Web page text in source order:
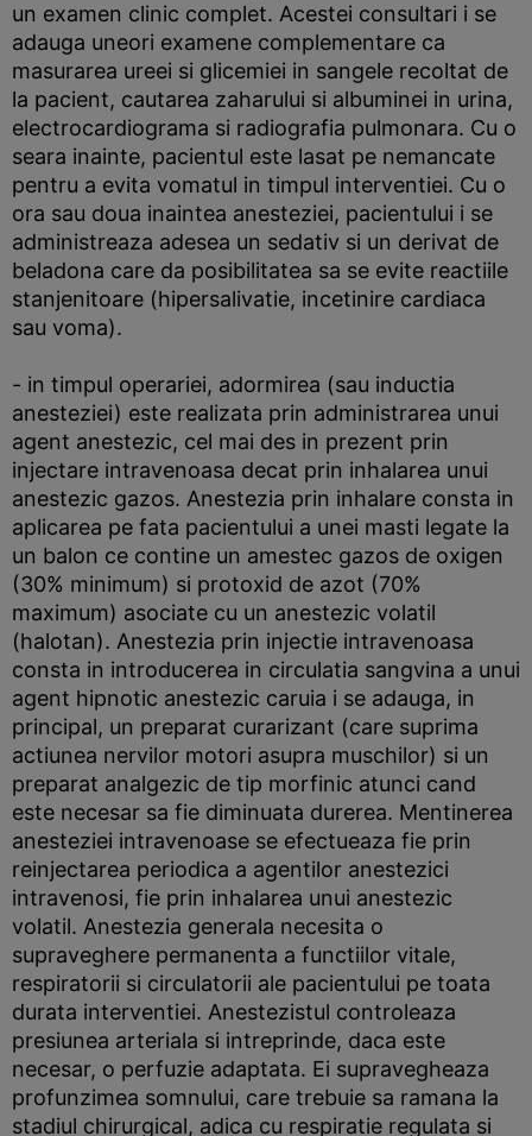
un examen clinic complet. Acestei consultari i se
adauga uneori examene complementare ca
masurarea ureei si glicemiei in sangele recoltat de
la pacient, cautarea zaharului si albuminei in urina,
electrocardiograma si radiografia pulmonara. Cu o
seara inainte, pacientul este lasat pe nemancate
pentru a evita vomatul in timpul interventiei. Cu o
ora sau doua inaintea anesteziei, pacientului i se
administreaza adesea un sedativ si un derivat de
beladona care da posibilitatea sa se evite reactiile
stanjenitoare (hipersalivatie, incetinire cardiaca
sau voma).
- in timpul operariei, adormirea (sau inductia
anesteziei) este realizata prin administrarea unui
agent anestezic, cel mai des in prezent prin
injectare intravenoasa decat prin inhalarea unui
anestezic gazos. Anestezia prin inhalare consta in
aplicarea pe fata pacientului a unei masti legate la
un balon ce contine un amestec gazos de oxigen
(30% minimum) si protoxid de azot (70%
maximum) asociate cu un anestezic volatil
(halotan). Anestezia prin injectie intravenoasa
consta in introducerea in circulatia sangvina a unui
agent hipnotic anestezic caruia i se adauga, in
principal, un preparat curarizant (care suprima
actiunea nervilor motori asupra muschilor) si un
preparat analgezic de tip morfinic atunci cand
este necesar sa fie diminuata durerea. Mentinerea
anesteziei intravenoase se efectueaza fie prin
reinjectarea periodica a agentilor anestezici
intravenosi, fie prin inhalarea unui anestezic
volatil. Anestezia generala necesita o
supraveghere permanenta a functiilor vitale,
respiratorii si circulatorii ale pacientului pe toata
durata interventiei. Anestezistul controleaza
presiunea arteriala si intreprinde, daca este
necesar, o perfuzie adaptata. Ei supravegheaza
profunzimea somnului, care trebuie sa ramana la
stadiul chirurgical, adica cu respiratie regulata si